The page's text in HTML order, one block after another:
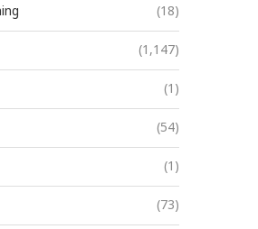
(18)
(1,147)
(1)
(54)
(1)
(73)